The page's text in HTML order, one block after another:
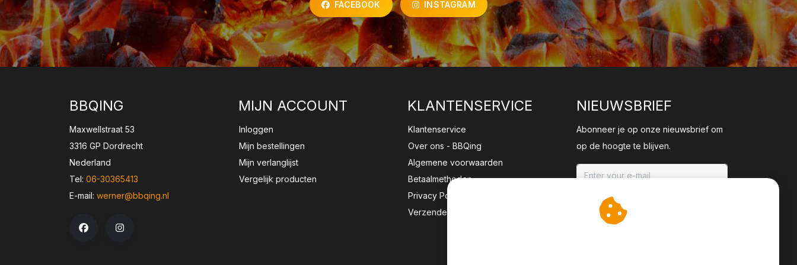
FACEBOOK INSTAGRAM
BBQING
Maxwellstraat 53
3316 GP Dordrecht
Nederland
Tel: 06-30365413
E-mail: werner@bbqing.nl
MIJN ACCOUNT
Inloggen
Mijn bestellingen
Mijn verlanglijst
Vergelijk producten
KLANTENSERVICE
Klantenservice
Over ons - BBQing
Algemene voorwaarden
Betaalmethoden
Privacy Policy
Verzenden & retourneren
NIEUWSBRIEF
Abonneer je op onze nieuwsbrief om
op de hoogte te blijven.
ABONNEER